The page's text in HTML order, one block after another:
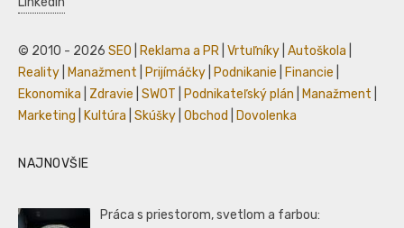
© 2010 - 2026 SEO Reklama a PR Vrtuľníky Autoškola
Reality
Manažment Prijímáčky Podnikanie Financie
Ekonomika
Zdravie SWOT Podnikateľský plán Manažment
Marketing
Kultúra Skúšky Obchod Dovolenka
NAJNOVŠIE
Práca s priestorom, svetlom a farbou: